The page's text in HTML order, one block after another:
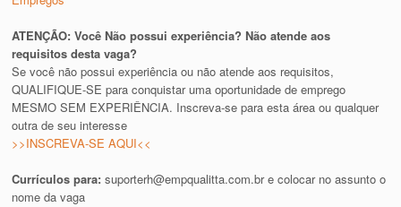
ATENÇÃO: Você Não possui experiência? Não atende aos
requisitos desta vaga?
Se você não possui experiência ou não atende aos requisitos,
QUALIFIQUE-SE para conquistar uma oportunidade de emprego
MESMO SEM EXPERIÊNCIA. Inscreva-se para esta área ou qualquer
outra de seu interesse
>>INSCREVA-SE AQUI<<
Currículos para:suporterh@empqualitta.com.bre colocar no assunto o
nome da vaga